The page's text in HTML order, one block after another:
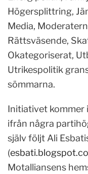
Högersplittring,
Media,
Rättsväsende,
Okategoriserat,
Utrikespolitik
sömmarna.
Initiativet kommer
ifrån några
själv följt Ali
(
Motalliansens